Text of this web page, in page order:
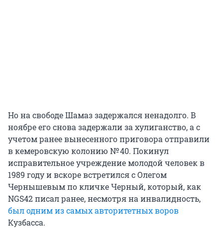
Но на свободе Шамаз задержался ненадолго. В
ноябре его снова задержали за хулиганство, а с
учетом ранее вынесенного приговора отправили
в кемеровскую колонию № 40. Покинул
исправительное учреждение молодой человек в
1989 году и вскоре встретился с Олегом
Чернышевым по кличке Черный, который, как
NGS42 писал ранее, несмотря на инвалидность,
был одним из самых авторитетных воров
Кузбасса.